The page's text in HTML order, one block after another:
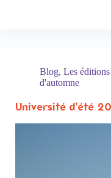
Blog,Les
d'automne
Université d’été